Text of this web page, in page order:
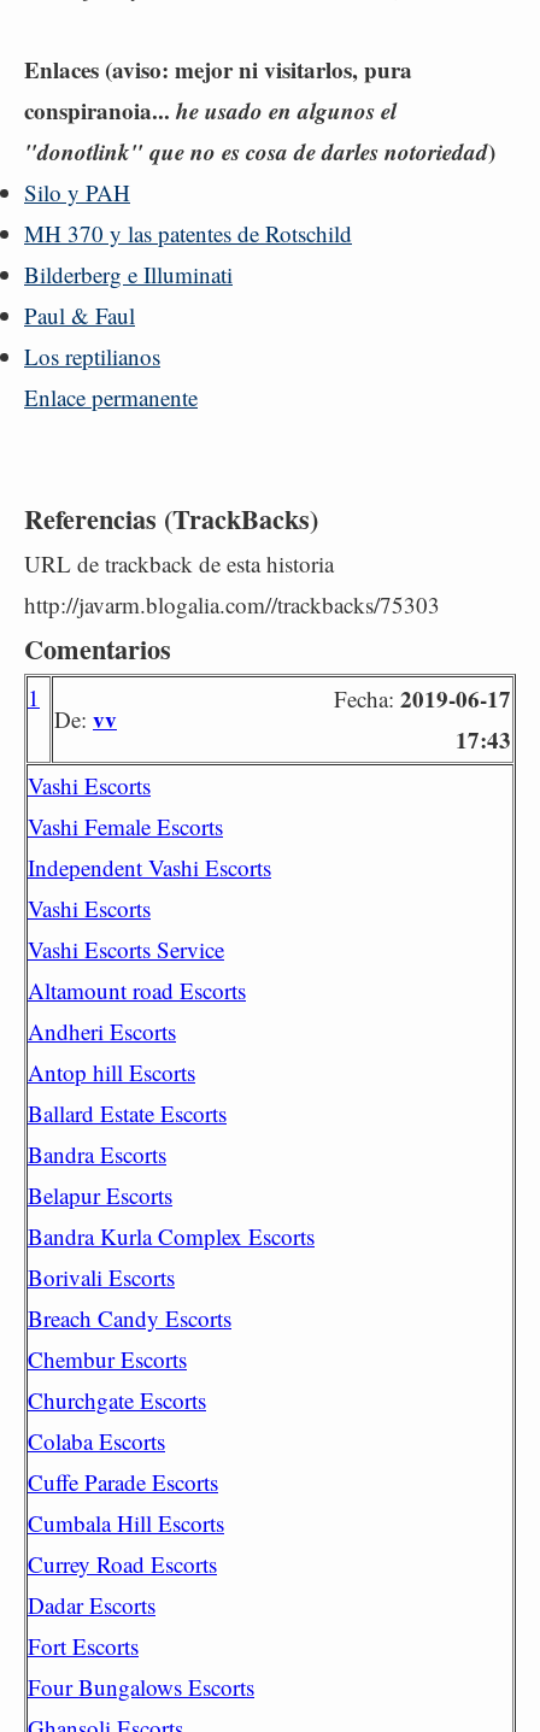
Enlaces (aviso: mejor ni visitarlos, pura
conspiranoia... he usado en algunos el
"donotlink" que no es cosa de darles notoriedad)
Silo y PAH
MH 370 y las patentes de Rotschild
Bilderberg e Illuminati
Paul & Faul
Los reptilianos
Enlace permanente
Referencias (TrackBacks)
URL de trackback de esta historia
http://javarm.blogalia.com//trackbacks/75303
Comentarios
1
De: vv
Fecha: 2019-06-17
17:43
Vashi Escorts
Vashi Female Escorts
Independent Vashi Escorts
Vashi Escorts
Vashi Escorts Service
Altamount road Escorts
Andheri Escorts
Antop hill Escorts
Ballard Estate Escorts
Bandra Escorts
Belapur Escorts
Bandra Kurla Complex Escorts
Borivali Escorts
Breach Candy Escorts
Chembur Escorts
Churchgate Escorts
Colaba Escorts
Cuffe Parade Escorts
Cumbala Hill Escorts
Currey Road Escorts
Dadar Escorts
Fort Escorts
Four Bungalows Escorts